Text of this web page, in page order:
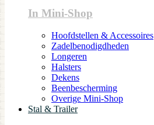
In Mini-Shop
Hoofdstellen & Accessoires
Zadelbenodigdheden
Longeren
Halsters
Dekens
Beenbescherming
Overige Mini-Shop
Stal & Trailer